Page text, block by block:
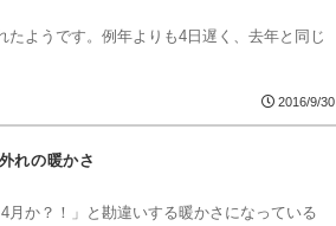
ようです。例年よりも4日遅く、去年と同じ
2016/9/30
れの暖かさ
月か？！」と勘違いする暖かさになっている